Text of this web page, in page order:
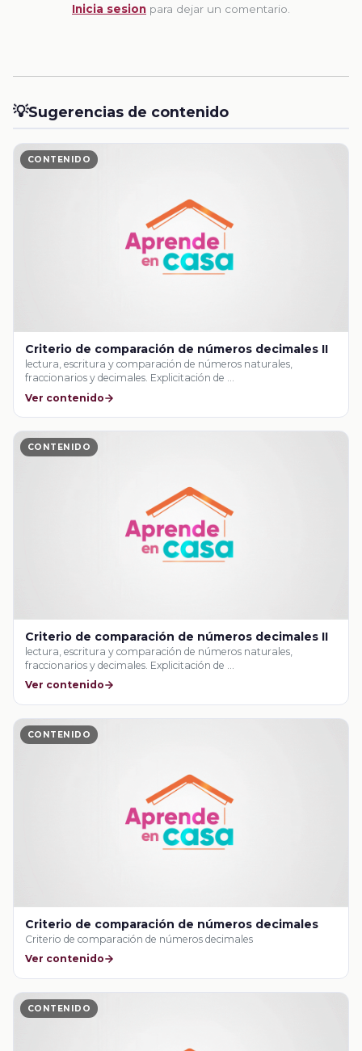
Inicia sesion para dejar un comentario.
💡Sugerencias de contenido
CONTENIDO
Criterio de comparación de números decimales II
lectura, escritura y comparación de números naturales,
fraccionarios y decimales. Explicitación de …
Ver contenido
CONTENIDO
Criterio de comparación de números decimales II
lectura, escritura y comparación de números naturales,
fraccionarios y decimales. Explicitación de …
Ver contenido
CONTENIDO
Criterio de comparación de números decimales
Criterio de comparación de números decimales
Ver contenido
CONTENIDO